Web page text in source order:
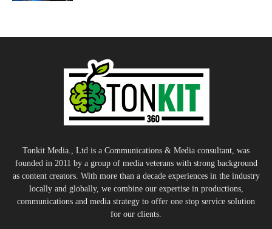
Tonkit Media., Ltd is a Communications & Media consultant, was
founded in 2011 by a group of media veterans with strong background
as content creators. With more than a decade experiences in the industry
locally and globally, we combine our expertise in productions,
communications and media strategy to offer one stop service solution
for our clients.